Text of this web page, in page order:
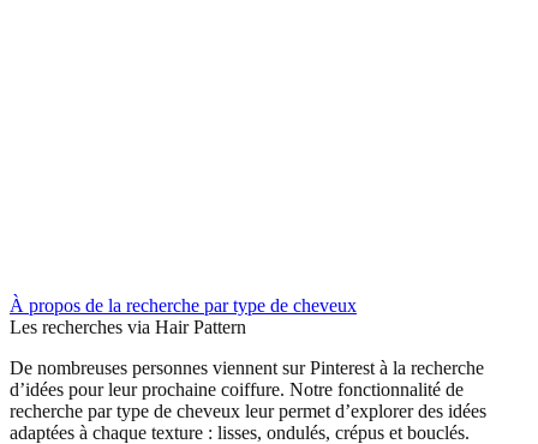
À propos de la recherche par type de cheveux
Les recherches via Hair Pattern
De nombreuses personnes viennent sur Pinterest à la recherche
d’idées pour leur prochaine coiffure. Notre fonctionnalité de
recherche par type de cheveux leur permet d’explorer des idées
adaptées à chaque texture : lisses, ondulés, crépus et bouclés.